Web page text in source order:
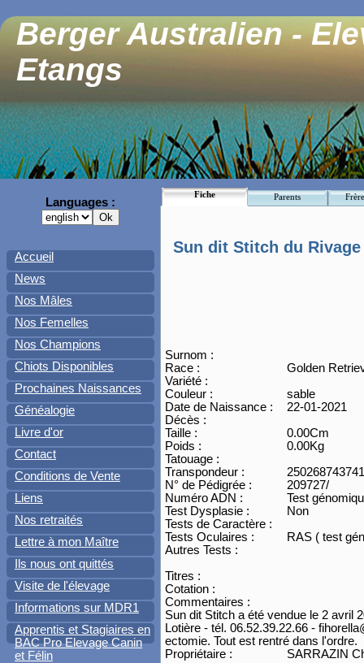
Berger Australien -
Etangs
Languages :
Accueil
News
Nos Mâles
Nos Femelles
Nos Champions
Chiots Disponibles
Prochaines Naissances
Généalogie
Livre d'or
Contact
Conditions de Vente
Liens
Nos retraités
Lettre à mon Maître
Ils nous ont quittés
Visite de l'élevage
Informations sur MDR1
Apprentis et Stagiaires en
BAC Pro Elevage Canin
et Félin
Fiche Parents
Sun dit Stitch du
Surnom :
Race :
Golden
Variété :
Couleur :
sable
Date de Naissance :
22-01-2021
Décès :
Taille :
0.00Cm
Poids :
0.00Kg
Tatouage :
Transpondeur :
N° de Pédigrée :
209727/
Numéro ADN :
Test
Test Dysplasie :
Non
Tests de Caractère :
Tests Oculaires :
RAS ( test
Autres Tests :
Titres :
Cotation :
Commentaires :
Sun dit Stitch a été vendue le 2 avril
Lotière - tél. 06.52.39.22.66 -
ectomie. Tout est rentré dans l'ordre.
Propriétaire :
SARRAZIN